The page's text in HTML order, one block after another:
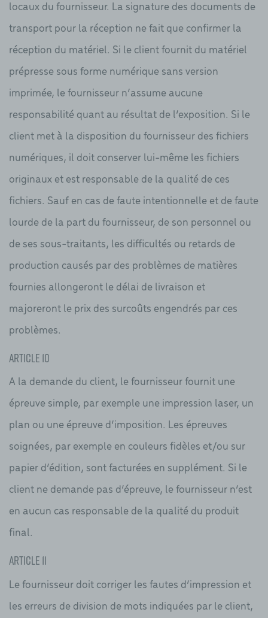
locaux du fournisseur. La signature des documents de
transport pour la réception ne fait que confirmer la
réception du matériel. Si le client fournit du matériel
prépresse sous forme numérique sans version
imprimée, le fournisseur n’assume aucune
responsabilité quant au résultat de l’exposition. Si le
client met à la disposition du fournisseur des fichiers
numériques, il doit conserver lui-même les fichiers
originaux et est responsable de la qualité de ces
fichiers. Sauf en cas de faute intentionnelle et de faute
lourde de la part du fournisseur, de son personnel ou
de ses sous-traitants, les difficultés ou retards de
production causés par des problèmes de matières
fournies allongeront le délai de livraison et
majoreront le prix des surcoûts engendrés par ces
problèmes.
Article 10
A la demande du client, le fournisseur fournit une
épreuve simple, par exemple une impression laser, un
plan ou une épreuve d’imposition. Les épreuves
soignées, par exemple en couleurs fidèles et/ou sur
papier d’édition, sont facturées en supplément. Si le
client ne demande pas d’épreuve, le fournisseur n’est
en aucun cas responsable de la qualité du produit
final.
Article 11
Le fournisseur doit corriger les fautes d’impression et
les erreurs de division de mots indiquées par le client,